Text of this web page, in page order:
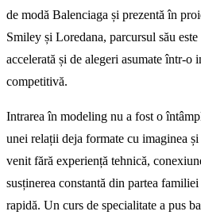
de modă Balenciaga și prezentă în
Smiley și Loredana, parcursul său
accelerată și de alegeri asumate într-o
competitivă.
Intrarea în modeling nu a fost o
unei relații deja formate cu imaginea
venit fără experiență tehnică,
susținerea constantă din partea
rapidă. Un curs de specialitate a pus